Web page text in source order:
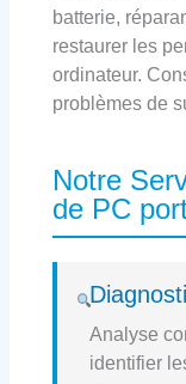
batterie,
restaurer les
ordinateur.
problèmes de
Notre
de PC
Analyse
identifier